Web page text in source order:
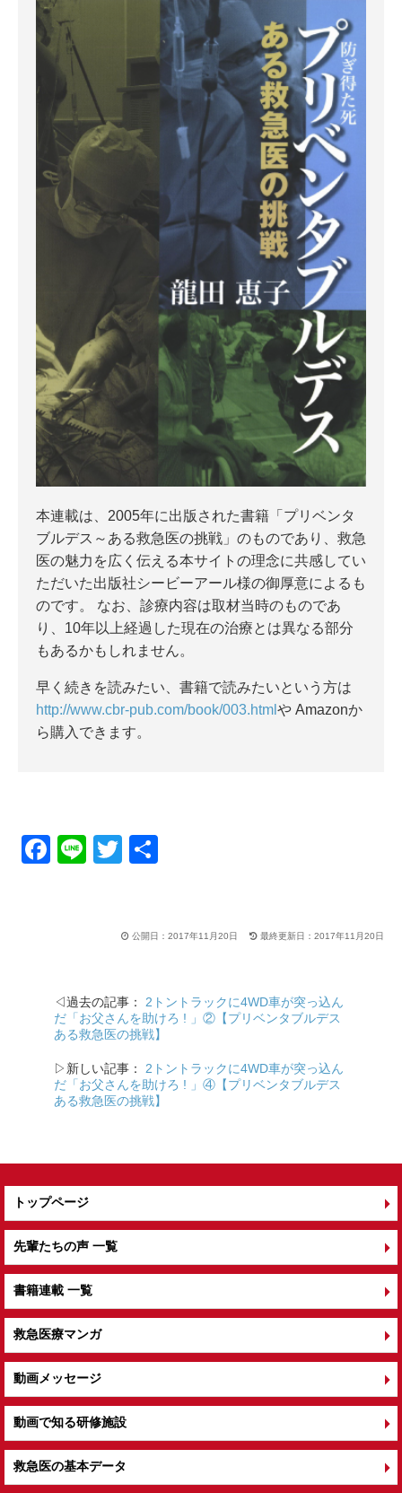
本連載は、2005年に出版された書籍「プリベンタ
ブルデス～ある救急医の挑戦」のものであり、救急
医の魅力を広く伝える本サイトの理念に共感してい
ただいた出版社シービーアール様の御厚意によるも
のです。 なお、診療内容は取材当時のものであ
り、10年以上経過した現在の治療とは異なる部分
もあるかもしれません。
早く続きを読みたい、書籍で読みたいという方は
http://www.cbr-pub.com/book/003.html や Amazonか
ら購入できます。
F
o
o
k
Li
T
er
公開日：2017年11月20日 最終更新日：2017年11月20日
◁過去の記事： 2トントラックに4WD車が突っ込ん
だ「お父さんを助けろ ! 」②【プリベンタブルデス
ある救急医の挑戦】
▷新しい記事： 2トントラックに4WD車が突っ込ん
だ「お父さんを助けろ ! 」④【プリベンタブルデス
ある救急医の挑戦】
トップページ
先輩たちの声 一覧
書籍連載 一覧
救急医療マンガ
動画メッセージ
動画で知る研修施設
救急医の基本データ